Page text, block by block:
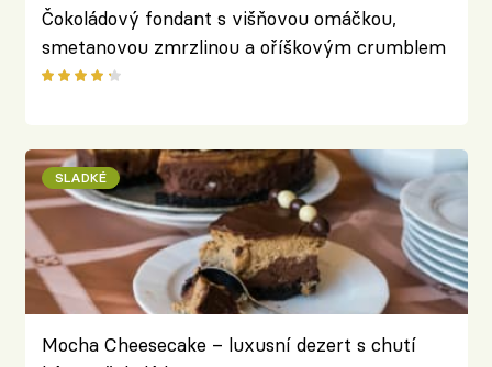
Čokoládový fondant s višňovou omáčkou,
smetanovou zmrzlinou a oříškovým crumblem
podle Restaurace Na Gruntu
SLADKÉ
Mocha Cheesecake – luxusní dezert s chutí